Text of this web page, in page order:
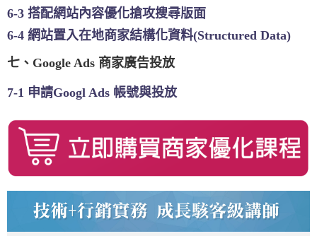
6-3 搭配網站內容優化搶攻搜尋版面
6-4 網站置入在地商家結構化資料(Structured Data)
七、Google Ads 商家廣告投放
7-1 申請Googl Ads 帳號與投放